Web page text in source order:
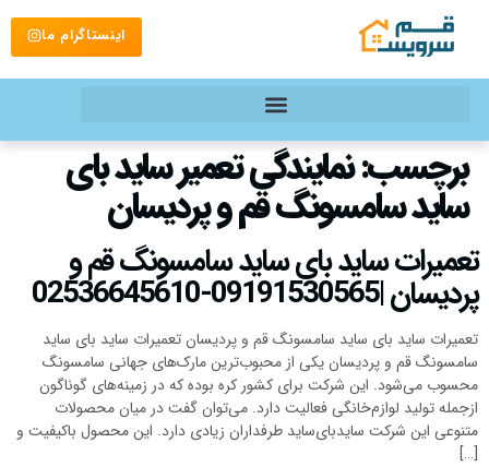
اینستاگرام ما
برچسب:نمایندگی تعمیر ساید بای
ساید سامسونگ قم و پردیسان
تعمیرات ساید بای ساید سامسونگ قم و
پردیسان |09191530565-02536645610
تعمیرات ساید بای ساید سامسونگ قم و پردیسان تعمیرات ساید بای ساید
سامسونگ قم و پردیسان یکی از محبوب‌ترین مارک‌های جهانی سامسونگ
محسوب می‌شود. این شرکت برای کشور کره بوده که در زمینه‌های گوناگون
ازجمله تولید لوازم‌خانگی فعالیت دارد. می‌توان گفت در میان محصولات
متنوعی این شرکت سایدبای‌ساید طرفداران زیادی دارد. این محصول باکیفیت و
[…]